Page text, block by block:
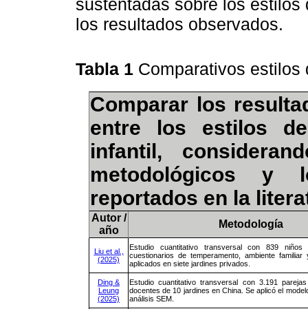
sustentadas sobre los
los resultados observados.
Tabla 1 Comparativos
Comparar los
entre los estilos
infantil,
metodológicos y
reportados en la
Autor /
año
Metodología
Liu et al.,
(2025)
Estudio cuantitativo transversal con 839
cuestionarios de temperamento, ambiente familiar
aplicados en siete jardines privados.
Ding &
Leung
(2025)
Estudio cuantitativo transversal con 3.191
docentes de 10 jardines en China. Se aplicó el
análisis SEM.